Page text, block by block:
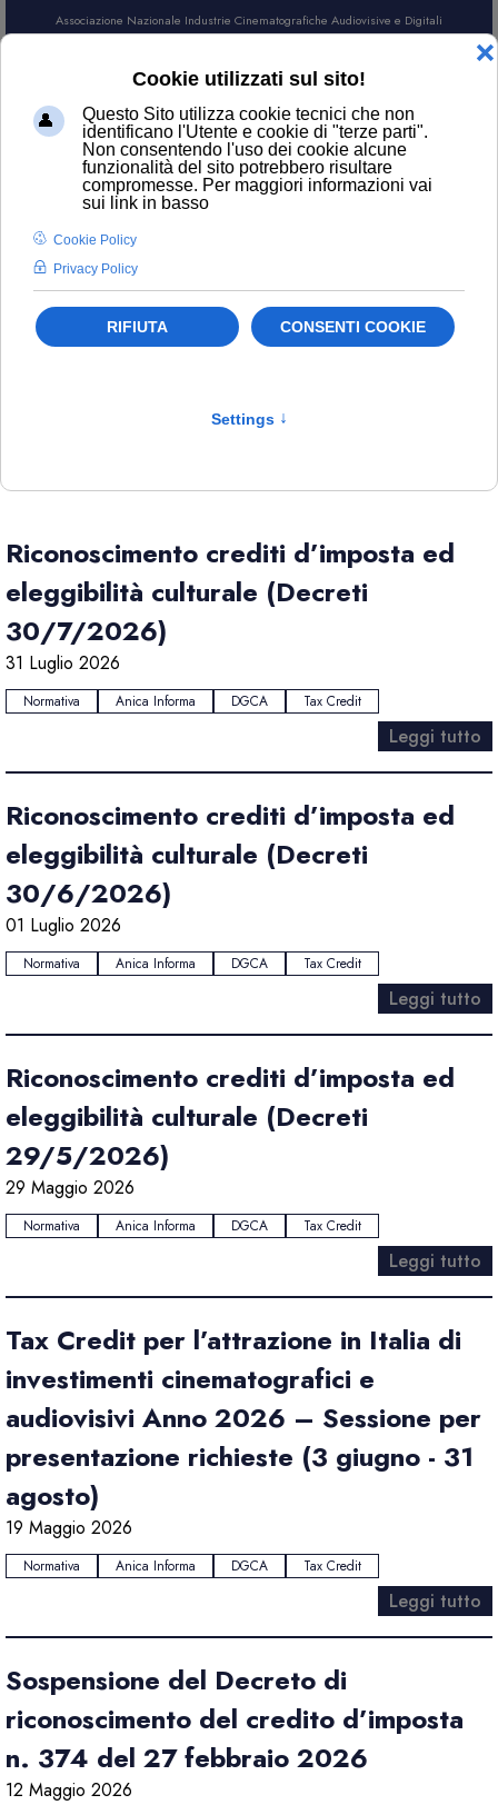
Associazione Nazionale Industrie Cinematografiche Audiovisive e Digitali
CERCA
Tax Credit
Filtro
Riconoscimento crediti d’imposta ed
eleggibilità culturale (Decreti
30/7/2026)
31 Luglio 2026
Normativa Anica Informa DGCA Tax Credit
Leggi tutto
Riconoscimento crediti d’imposta ed
eleggibilità culturale (Decreti
30/6/2026)
01 Luglio 2026
Normativa Anica Informa DGCA Tax Credit
Leggi tutto
Riconoscimento crediti d’imposta ed
eleggibilità culturale (Decreti
29/5/2026)
29 Maggio 2026
Normativa Anica Informa DGCA Tax Credit
Leggi tutto
Tax Credit per l’attrazione in Italia di
investimenti cinematografici e
audiovisivi Anno 2026 – Sessione per
presentazione richieste (3 giugno - 31
agosto)
19 Maggio 2026
Normativa Anica Informa DGCA Tax Credit
Leggi tutto
Sospensione del Decreto di
riconoscimento del credito d’imposta
n. 374 del 27 febbraio 2026
12 Maggio 2026